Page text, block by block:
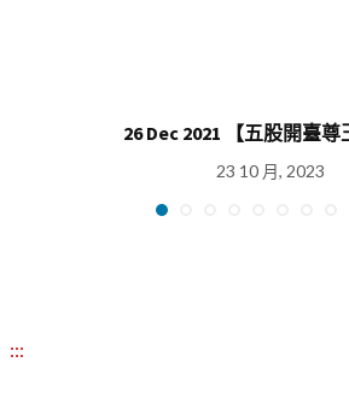
26 Dec 2021 【五股開臺
23 10 月, 2023
:::